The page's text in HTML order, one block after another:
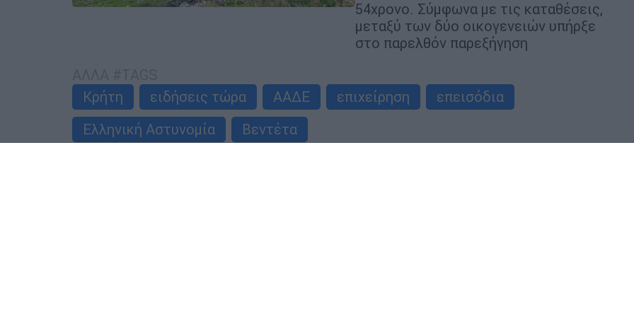
54χρονο. Σύμφωνα με τις καταθέσεις,
μεταξύ των δύο οικογενειών υπήρξε
στο παρελθόν παρεξήγηση
Κρήτη
ειδήσεις τώρα ΑΑΔΕ επιχείρηση
επεισόδια
Ελληνική Αστυνομία
Βεντέτα